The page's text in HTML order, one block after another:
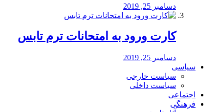
دسامبر 25, 2019
کارت ورود به امتحانات ترم تابس
دسامبر 25, 2019
سیاسی
سیاست خارجی
سیاست داخلی
اجتماعی
فرهنگی